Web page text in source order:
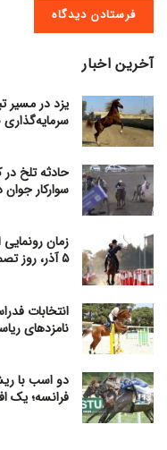
آخرین اخبار
یزد در
سرمایه‌گذاری ۵۰ میلیارد ریالی در اشکذر
حادثه تلخ
سوارکار
زمان
۵ آذر، روز تصمیم نهایی
انتخابات
نامزدهای ریاست از
دو اسب با
فرانسه؛ یک